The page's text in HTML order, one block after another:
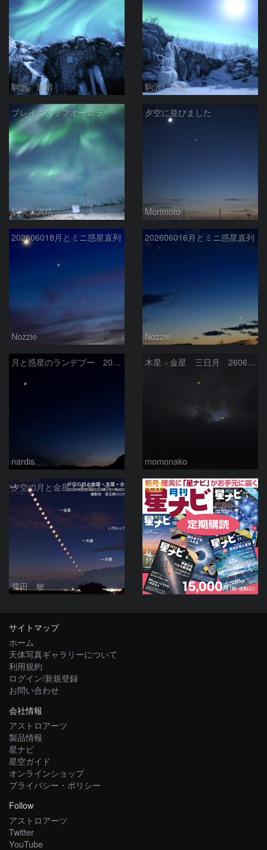
駒沢 満晴 駒沢 満晴
ブレイクアップオーロラ
駒沢 満晴
夕空に並びました
Morimoto
202606018月とミニ惑星直列
Nozzie
202606016月とミニ惑星直列
Nozzie
月と惑星のランデブー 2026/06/19
nardis
木星 金星 三日月 260618
momonako
夕空の月と金星・木星・水星の接近 2026/6/18
豊田 敏
PR
サイトマップ
ホーム
天体写真ギャラリーについて
利用規約
ログイン/新規登録
お問い合わせ
会社情報
アストロアーツ
製品情報
星ナビ
星空ガイド
オンラインショップ
プライバシー・ポリシー
Follow
アストロアーツ
Twitter
YouTube